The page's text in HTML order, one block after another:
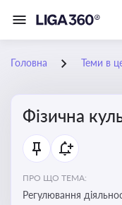
Головна Теми в
Фізична
ПРО ЩО ТЕМА:
Регулювання